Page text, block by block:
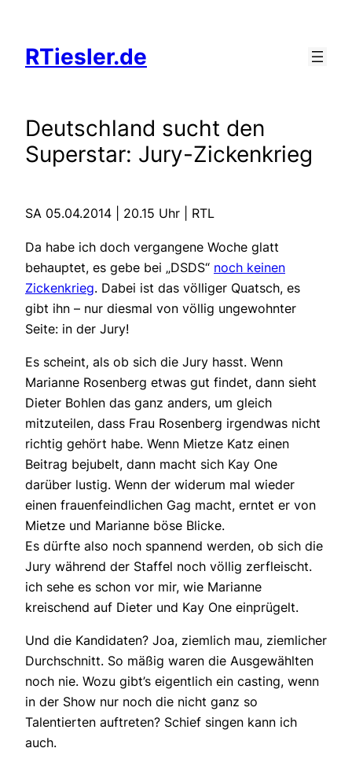
springen
RTiesler.de
Deutschland sucht den
Superstar: Jury-Zickenkrieg
SA 05.04.2014 | 20.15 Uhr | RTL
Da habe ich doch vergangene Woche glatt
behauptet, es gebe bei „DSDS“ noch keinen
Zickenkrieg. Dabei ist das völliger Quatsch, es
gibt ihn – nur diesmal von völlig ungewohnter
Seite: in der Jury!
Es scheint, als ob sich die Jury hasst. Wenn
Marianne Rosenberg etwas gut findet, dann sieht
Dieter Bohlen das ganz anders, um gleich
mitzuteilen, dass Frau Rosenberg irgendwas nicht
richtig gehört habe. Wenn Mietze Katz einen
Beitrag bejubelt, dann macht sich Kay One
darüber lustig. Wenn der widerum mal wieder
einen frauenfeindlichen Gag macht, erntet er von
Mietze und Marianne böse Blicke.
Es dürfte also noch spannend werden, ob sich die
Jury während der Staffel noch völlig zerfleischt.
ich sehe es schon vor mir, wie Marianne
kreischend auf Dieter und Kay One einprügelt.
Und die Kandidaten? Joa, ziemlich mau, ziemlicher
Durchschnitt. So mäßig waren die Ausgewählten
noch nie. Wozu gibt’s eigentlich ein casting, wenn
in der Show nur noch die nicht ganz so
Talentierten auftreten? Schief singen kann ich
auch.